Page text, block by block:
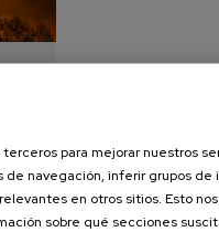
para mejorar nuestros
de navegación, inferir grupos
en otros sitios. Esto
sobre qué secciones